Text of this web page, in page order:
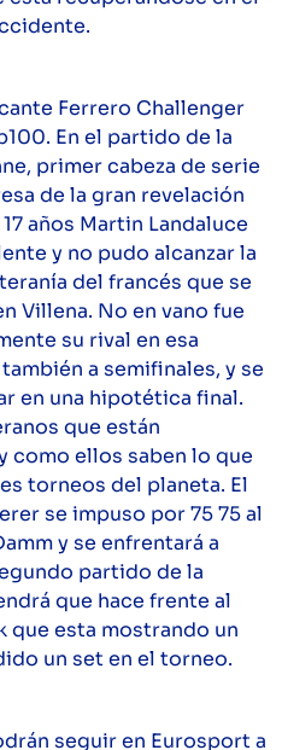
Ferrero Challenger
En el partido de la
primer cabeza de serie
de la gran revelación
años Martin Landaluce
y no pudo alcanzar la
del francés que se
Villena. No en vano fue
su rival en esa
a semifinales, y se
en una hipotética final.
que están
como ellos saben lo que
torneos del planeta. El
se impuso por 75 75 al
y se enfrentará a
partido de la
que hace frente al
que esta mostrando un
un set en el torneo.
seguir en Eurosport a